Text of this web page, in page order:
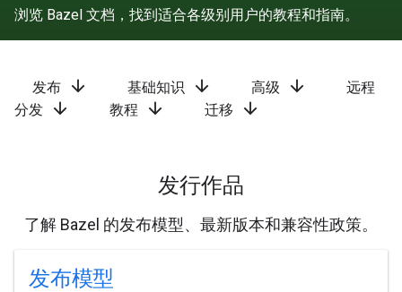
浏览 Bazel 文档，找到适合各级别用户的教程和指南。
发布 arrow_downward 基础知识 arrow_downward 高级 arrow_downward
远程
分发
arrow_downward 教程 arrow_downward 迁移 arrow_downward
发行作品
了解 Bazel 的发布模型、最新版本和兼容性政策。
发布模型